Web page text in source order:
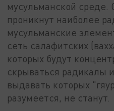
мусульманской среде.
проникнут наиболее
мусульманские
сеть салафитских
которых будут
скрываться радикалы
выдавать которых
разумеется, не станут.